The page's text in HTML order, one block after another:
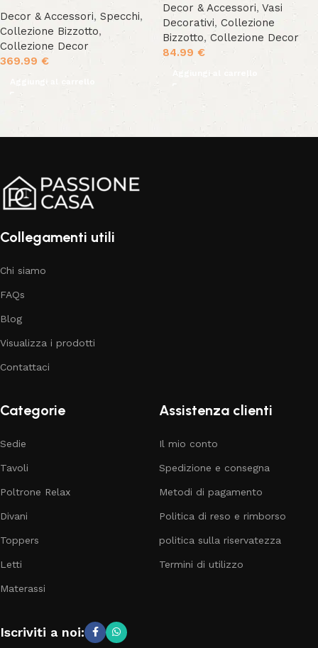
Decor & Accessori, Specchi,
Collezione Bizzotto,
Collezione Decor
369.99 €
Decor & Accessori, Vasi
Decorativi, Collezione
Bizzotto, Collezione Decor
84.99 €
Aggiungi al carrello
Collegamenti utili
Chi siamo
FAQs
Blog
Visualizza i prodotti
Contattaci
Categorie
Sedie
Tavoli
Poltrone Relax
Divani
Toppers
Letti
Materassi
Assistenza clienti
Il mio conto
Spedizione e consegna
Metodi di pagamento
Politica di reso e rimborso
politica sulla riservatezza
Termini di utilizzo
Iscriviti a noi: